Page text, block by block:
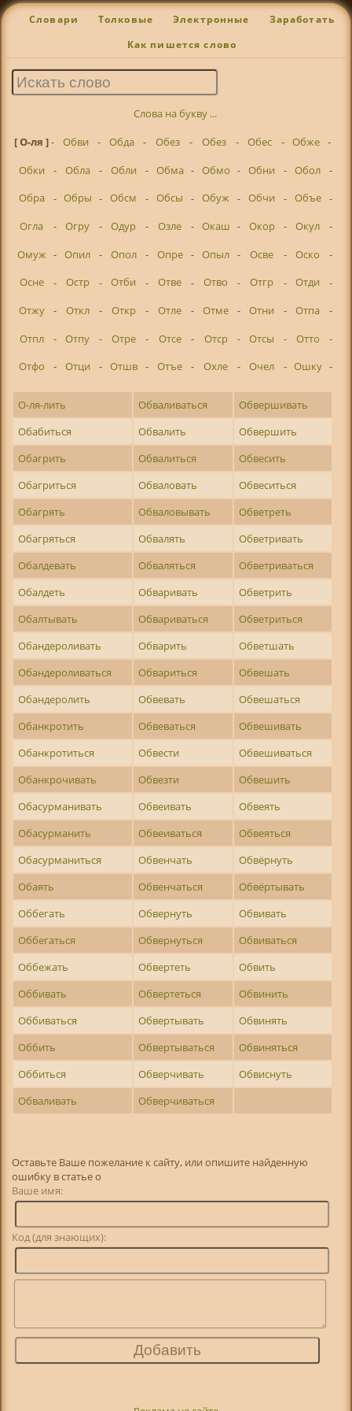
Словари Толковые Электронные Заработать
Как пишется слово
Слова на букву ...
[ О-ля ]- Обви - Обда - Обез - Обез - Обес - Обже -
Обки
- Обла - Обли - Обма - Обмо - Обни - Обол
-
Обра
- Обры - Обсм - Обсы - Обуж - Обчи - Объе -
Огла
- Огру - Одур - Озле - Окаш - Окор - Окул
-
Омуж - Опил - Опол - Опре - Опыл - Осве - Оско
-
Осне
- Остр - Отби - Отве - Отво - Отгр - Отди
-
Отжу
- Откл - Откр - Отле - Отме - Отни - Отпа
-
Отпл
- Отпу - Отре - Отсе - Отср - Отсы - Отто
-
Отфо
- Отци - Отшв - Отъе - Охле - Очел - Ошку -
О-ля-лить Обваливаться
Обвершивать
Обабиться
Обвалить
Обвершить
Обагрить
Обвалиться
Обвесить
Обагриться
Обваловать
Обвеситься
Обагрять
Обваловывать
Обветреть
Обагряться
Обвалять
Обветривать
Обалдевать
Обваляться
Обветриваться
Обалдеть
Обваривать
Обветрить
Обалтывать
Обвариваться
Обветриться
Обандероливать
Обварить
Обветшать
Обандероливаться
Обвариться
Обвешать
Обандеролить
Обвевать
Обвешаться
Обанкротить
Обвеваться
Обвешивать
Обанкротиться
Обвести
Обвешиваться
Обанкрочивать
Обвезти
Обвешить
Обасурманивать
Обвеивать
Обвеять
Обасурманить
Обвеиваться
Обвеяться
Обасурманиться
Обвенчать
Обвёрнуть
Обаять
Обвенчаться
Обвёртывать
Оббегать
Обвернуть
Обвивать
Оббегаться
Обвернуться
Обвиваться
Оббежать
Обвертеть
Обвить
Оббивать
Обвертеться
Обвинить
Оббиваться
Обвертывать
Обвинять
Оббить
Обвертываться
Обвиняться
Оббиться
Обверчивать
Обвиснуть
Обваливать
Обверчиваться
Оставьте Ваше пожелание к сайту, или опишите найденную
ошибку в статье о
Ваше имя:
Код (для знающих):